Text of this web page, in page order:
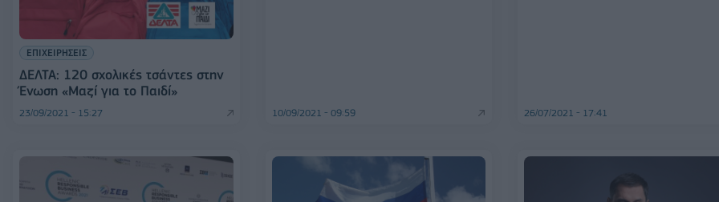
ΕΠΙΧΕΙΡΗΣΕΙΣ
ΔΕΛΤΑ: 120 σχολικές τσάντες στην
Ένωση «Μαζί για το Παιδί»
23/09/2021 - 15:27 10/09/2021 - 09:59 26/07/2021 - 17:41